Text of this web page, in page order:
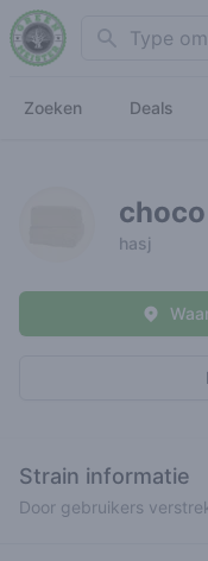
Search
Zoeken Deals
hasj
Strain informatie
Door gebruikers